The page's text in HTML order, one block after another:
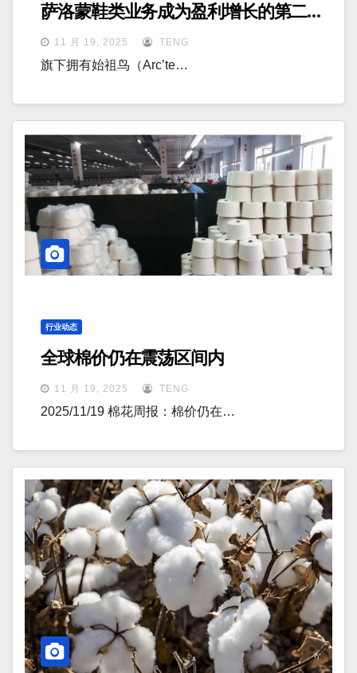
萨洛蒙鞋类业务成为盈利增长的第二大
支柱
11 月 19, 2025 TENG
旗下拥有始祖鸟（Arc’te…
行业动态
全球棉价仍在震荡区间内
11 月 19, 2025 TENG
2025/11/19 棉花周报：棉价仍在…